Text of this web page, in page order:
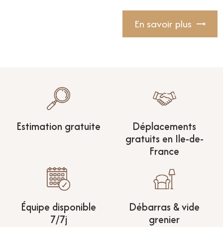
En savoir plus
Estimation gratuite
Déplacements
gratuits en Ile-de-
France
Équipe disponible
7/7j
Débarras & vide
grenier